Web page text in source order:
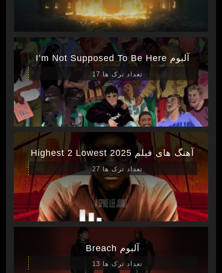
آلبوم I’m Not Supposed To Be Here
تعداد ترک ها 17
آهنگ های فیلم Highest 2 Lowest 2025
تعداد ترک ها 27
آلبوم Breach
تعداد ترک ها 13